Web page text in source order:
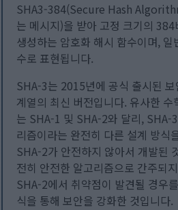
SHA3-384(Secure Hash
는 메시지)을 받아 고정 크기의
생성하는 암호화 해시 함수이며,
수로 표현됩니다.
SHA-3는 2015년에 공식 출시된
계열의 최신 버전입니다. 유사한
는 SHA-1 및 SHA-2와 달리, SHA-
리즘이라는 완전히 다른 설계 방식
SHA-2가 안전하지 않아서 개발된
전히 안전한 알고리즘으로 간주되
SHA-2에서 취약점이 발견될 경우
식을 통해 보안을 강화한 것입니다.